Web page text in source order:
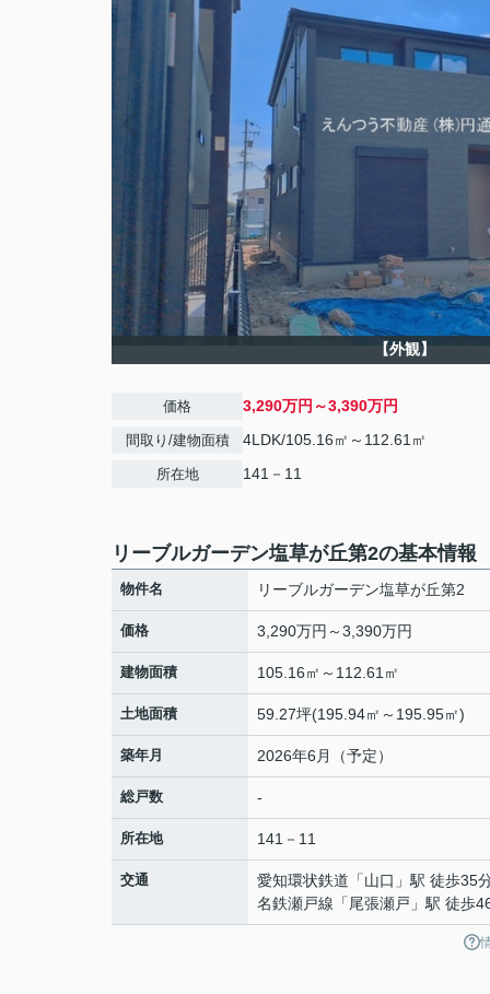
【外観】
価格 3,290万円～3,390万円
間取り/建物面積 4LDK/105.16㎡～112.61㎡
所在地 141－11
リーブルガーデン塩草が丘第2の基本情報
物件名 リーブルガーデン塩草が丘第2
価格 3,290万円～3,390万円
建物面積 105.16㎡～112.61㎡
土地面積 59.27坪(195.94㎡～195.95㎡)
築年月 2026年6月（予定）
総戸数 -
所在地 141－11
交通 愛知環状鉄道 「山口 」駅 徒歩35
名鉄瀬戸線 「尾張瀬戸 」駅 徒歩